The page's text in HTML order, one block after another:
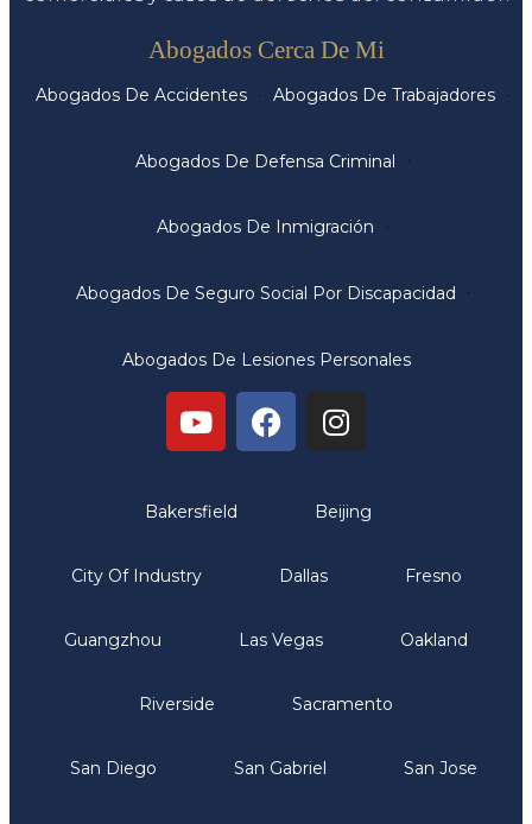
Abogados Cerca De Mi
Abogados De Accidentes Abogados De Trabajadores
Abogados De Defensa Criminal
Abogados De Inmigración
Abogados De Seguro Social Por Discapacidad
Abogados De Lesiones Personales
Bakersfield Beijing
City Of Industry Dallas Fresno
Guangzhou Las Vegas Oakland
Riverside Sacramento
San Diego San Gabriel San Jose